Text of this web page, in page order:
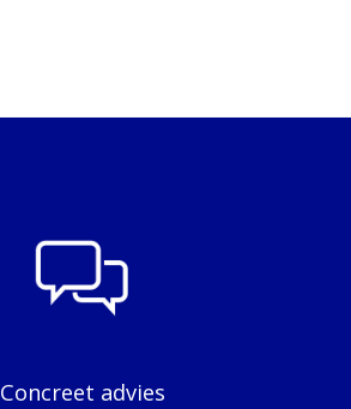
Concreet advies